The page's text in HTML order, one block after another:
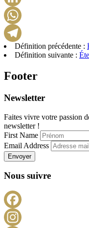
Définition précédente :
Définition suivante :
Footer
Newsletter
Faites vivre votre passion
newsletter !
First Name
Email Address
Envoyer
Nous suivre